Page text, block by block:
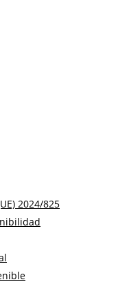
2024/825